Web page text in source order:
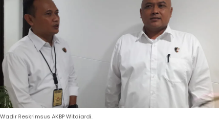
Wadir Reskrimsus AKBP Witdiardi.